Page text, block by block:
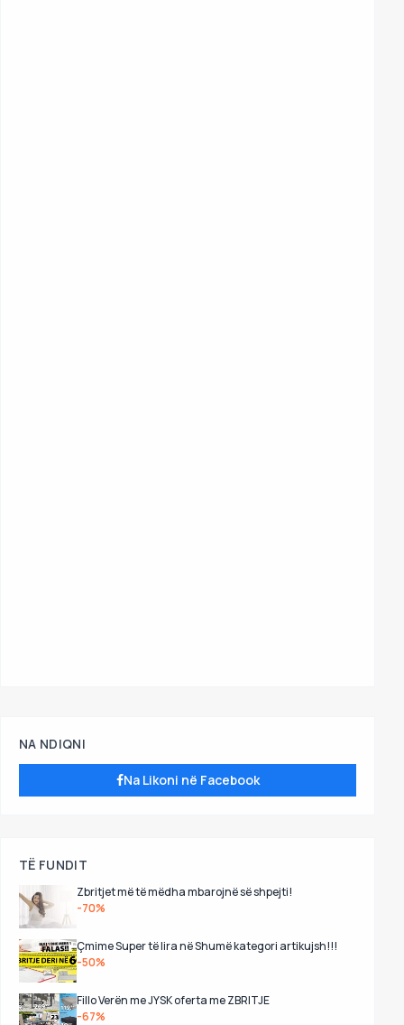
NA NDIQNI
Na Likoni në Facebook
TË FUNDIT
Zbritjet më të mëdha mbarojnë së shpejti!
-70%
Çmime Super të lira në Shumë kategori artikujsh!!!
-50%
Fillo Verën me JYSK oferta me ZBRITJE
-67%